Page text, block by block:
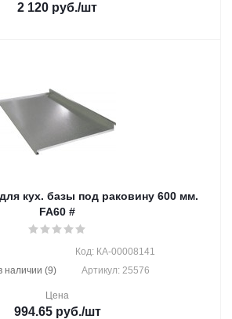
2 120 руб./шт
кух. базы под раковину 600 мм.
FA60 #
наличии (9)
Код: КА-00008141
Артикул: 25576
Цена
994.65руб./шт